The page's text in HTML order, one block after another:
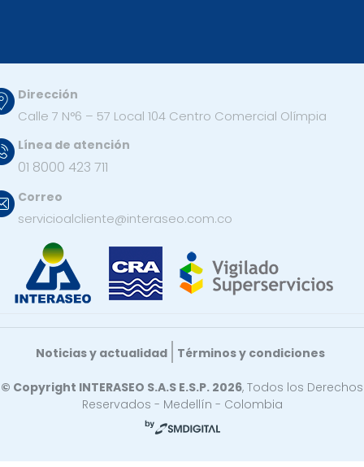
Dirección
Calle 7 N°6 – 57 Local 104 Centro Comercial Olímpia
Línea de atención
01 8000 423 711
Correo
servicioalcliente@interaseo.com.co
Noticias y actualidad Términos y condiciones
© Copyright INTERASEO S.A.S E.S.P. 2026, Todos los Derechos
Reservados - Medellín - Colombia